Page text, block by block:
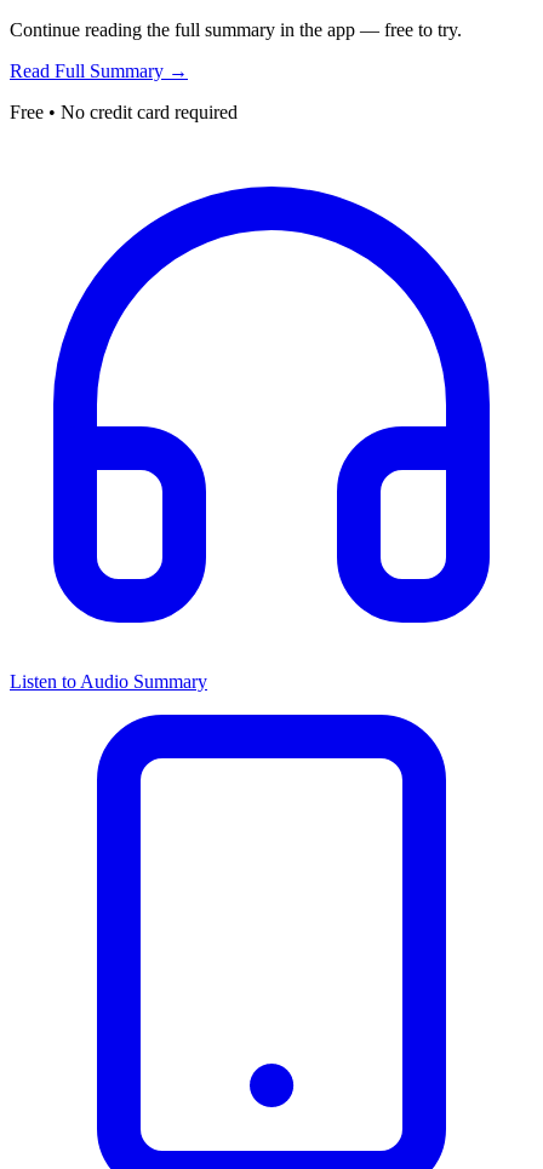
Continue reading the full summary in the app — free to try.
Read Full Summary →
Free • No credit card required
Listen to Audio Summary